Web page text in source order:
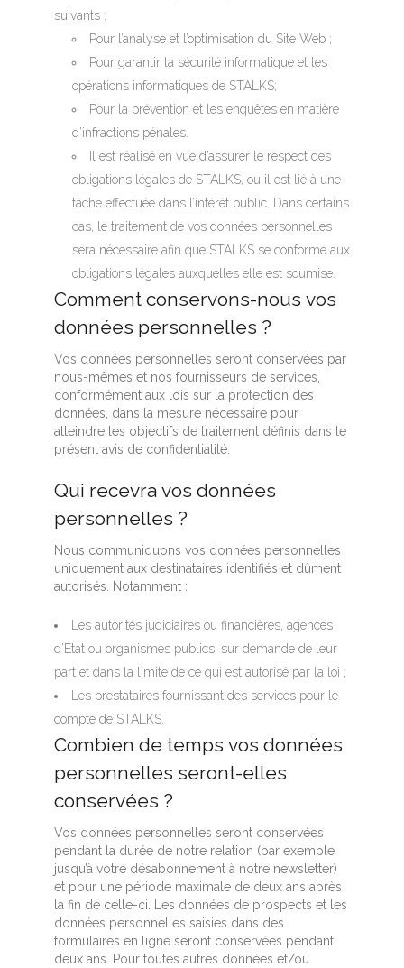
suivants :
Pour l’analyse et l’optimisation du Site Web ;
Pour garantir la sécurité informatique et les
opérations informatiques de STALKS;
Pour la prévention et les enquêtes en matière
d’infractions pénales.
Il est réalisé en vue d’assurer le respect des
obligations légales de STALKS, ou il est lié à une
tâche effectuée dans l’intérêt public. Dans certains
cas, le traitement de vos données personnelles
sera nécessaire afin que STALKS se conforme aux
obligations légales auxquelles elle est soumise.
Comment conservons-nous vos
données personnelles ?
Vos données personnelles seront conservées par
nous-mêmes et nos fournisseurs de services,
conformément aux lois sur la protection des
données, dans la mesure nécessaire pour
atteindre les objectifs de traitement définis dans le
présent avis de confidentialité.
Qui recevra vos données
personnelles ?
Nous communiquons vos données personnelles
uniquement aux destinataires identifiés et dûment
autorisés. Notamment :
Les autorités judiciaires ou financières, agences
d’État ou organismes publics, sur demande de leur
part et dans la limite de ce qui est autorisé par la loi ;
Les prestataires fournissant des services pour le
compte de STALKS.
Combien de temps vos données
personnelles seront-elles
conservées ?
Vos données personnelles seront conservées
pendant la durée de notre relation (par exemple
jusqu’à votre désabonnement à notre newsletter)
et pour une période maximale de deux ans après
la fin de celle-ci. Les données de prospects et les
données personnelles saisies dans des
formulaires en ligne seront conservées pendant
deux ans. Pour toutes autres données et/ou